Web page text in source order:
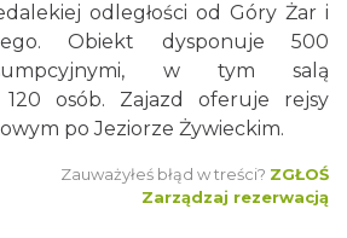
odległości od Góry Żar i
Obiekt dysponuje 500
w tym salą
120 osób. Zajazd oferuje rejsy
po Jeziorze Żywieckim.
Zauważyłeś błąd w treści? ZGŁOŚ
Zarządzaj rezerwacją